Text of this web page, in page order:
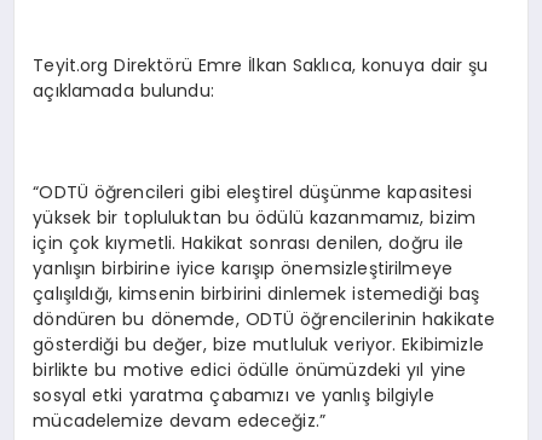
Teyit.org Direktörü Emre İlkan Saklıca, konuya dair şu
açıklamada bulundu:
“ODTÜ öğrencileri gibi eleştirel düşünme kapasitesi
yüksek bir topluluktan bu ödülü kazanmamız, bizim
için çok kıymetli. Hakikat sonrası denilen, doğru ile
yanlışın birbirine iyice karışıp önemsizleştirilmeye
çalışıldığı, kimsenin birbirini dinlemek istemediği baş
döndüren bu dönemde, ODTÜ öğrencilerinin hakikate
gösterdiği bu değer, bize mutluluk veriyor. Ekibimizle
birlikte bu motive edici ödülle önümüzdeki yıl yine
sosyal etki yaratma çabamızı ve yanlış bilgiyle
mücadelemize devam edeceğiz.”